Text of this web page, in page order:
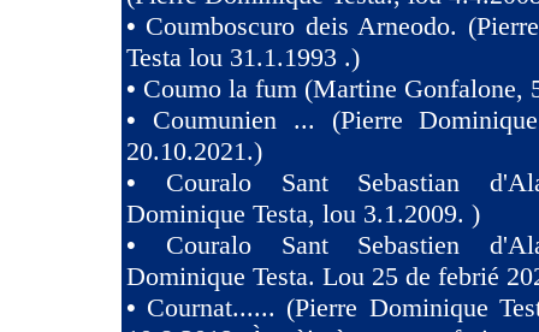
• Coumboscuro deis Arneodo.
Testa lou 31.1.1993 .)
• Coumo la fum (Martine Gonfalone,
• Coumunien ... (Pierre
20.10.2021.)
• Couralo Sant Sebastian
Dominique Testa, lou 3.1.2009. )
• Couralo Sant Sebastien
Dominique Testa. Lou 25 de febrié
• Cournat...... (Pierre Dominique